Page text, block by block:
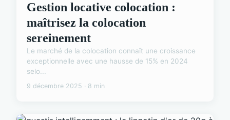
Gestion locative colocation :
maîtrisez la colocation
sereinement
Le marché de la colocation connaît une croissance
exceptionnelle avec une hausse de 15% en 2024
selo...
9 décembre 2025 · 8 min